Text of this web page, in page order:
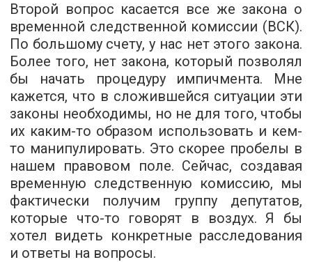
Второй вопрос касается все же закона о
временной следственной комиссии (ВСК).
По большому счету, у нас нет этого закона.
Более того, нет закона, который позволял
бы начать процедуру импичмента. Мне
кажется, что в сложившейся ситуации эти
законы необходимы, но не для того, чтобы
их каким-то образом использовать и кем-
то манипулировать. Это скорее пробелы в
нашем правовом поле. Сейчас, создавая
временную следственную комиссию, мы
фактически получим группу депутатов,
которые что-то говорят в воздух. Я бы
хотел видеть конкретные расследования
и ответы на вопросы.